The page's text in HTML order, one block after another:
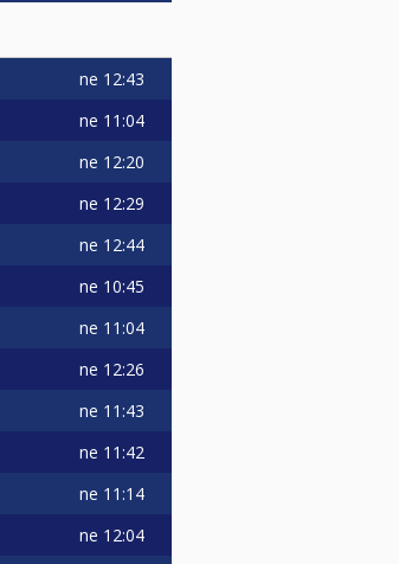
ne 12:43
ne 11:04
ne 12:20
ne 12:29
ne 12:44
ne 10:45
ne 11:04
ne 12:26
ne 11:43
ne 11:42
ne 11:14
ne 12:04